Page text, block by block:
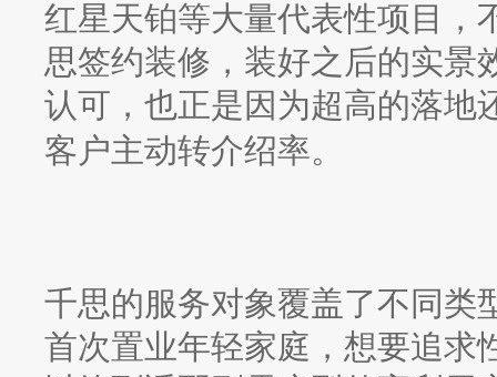
红星天铂等大量代表性项目，
思签约装修，装好之后的实景
认可，也正是因为超高的落地
客户主动转介绍率。
千思的服务对象覆盖了不同类
首次置业年轻家庭，想要追求